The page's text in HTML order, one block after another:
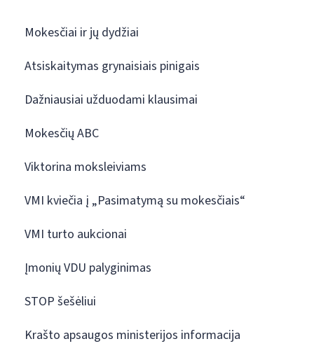
Mokesčiai ir jų dydžiai
Atsiskaitymas grynaisiais pinigais
Dažniausiai užduodami klausimai
Mokesčių ABC
Viktorina moksleiviams
VMI kviečia į „Pasimatymą su mokesčiais“
VMI turto aukcionai
Įmonių VDU palyginimas
STOP šešėliui
Krašto apsaugos ministerijos informacija